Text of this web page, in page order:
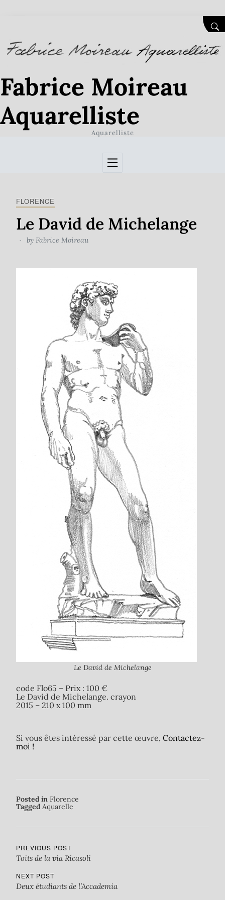
Fabrice Moireau
Aquarelliste
Aquarelliste
FLORENCE
Le David de Michelange
by Fabrice Moireau
Le David de Michelange
code Flo65 – Prix : 100 €
Le David de Michelange. crayon
2015 – 210 x 100 mm
Si vous êtes intéressé par cette œuvre, Contactez-
moi !
Posted in Florence
Tagged Aquarelle
PREVIOUS POST
Toits de la via Ricasoli
NEXT POST
Deux étudiants de l’Accademia